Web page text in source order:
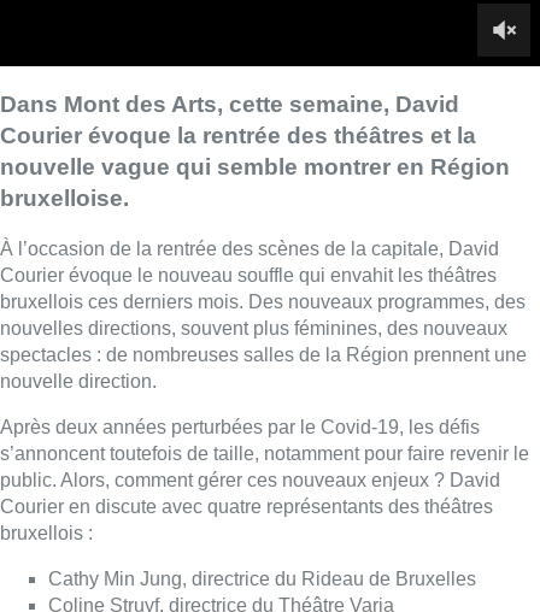
nouvelles directions, souvent plus féminines, des nouveaux
spectacles : de nombreuses salles de la Région prennent une
Après deux années perturbées par le Covid-19, les défis
s’annoncent toutefois de taille, notamment pour faire revenir le
public. Alors, comment gérer ces nouveaux enjeux ? David
Courier en discute avec quatre représentants des théâtres
bruxellois :
Cathy Min Jung, directrice du Rideau de Bruxelles
Coline Struyf, directrice du Théâtre Varia
Isabelle Pousseur, directrice du Théâtre Océan Noir
Pierre Thys, directeur du Théâtre National Wallonie-
Bruxelles
24h/24 en replay sur notre site
Lire aussi :
aux Musées royaux des Beaux-Arts